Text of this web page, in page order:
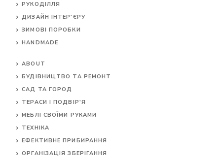
РУКОДІЛЛЯ
ДИЗАЙН ІНТЕР'ЄРУ
ЗИМОВІ ПОРОБКИ
HANDMADE
ABOUT
БУДІВНИЦТВО ТА РЕМОНТ
САД ТА ГОРОД
ТЕРАСИ І ПОДВІР'Я
МЕБЛІ СВОЇМИ РУКАМИ
ТЕХНІКА
ЕФЕКТИВНЕ ПРИБИРАННЯ
ОРГАНІЗАЦІЯ ЗБЕРІГАННЯ